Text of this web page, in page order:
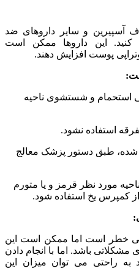
آسپیرین و سایر داروهای ضد
کنید. این داروها ممکن است
پوست افزایش دهند.
استحمام و شستشوی ناحیه
شده، طبق دستور پزشک معالج
مورد نظر قرمز و یا متورم
کمپرس یخ استفاده شود.
خطر است اما ممکن است این
باشد. اما با انجام دادن
راحتی می توان میزان این